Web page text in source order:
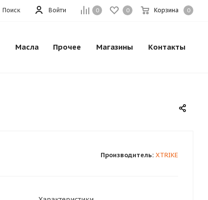
0 0 Корзина 0
Войти
Поиск
Масла Прочее Магазины Контакты
Производитель: XTRIKE